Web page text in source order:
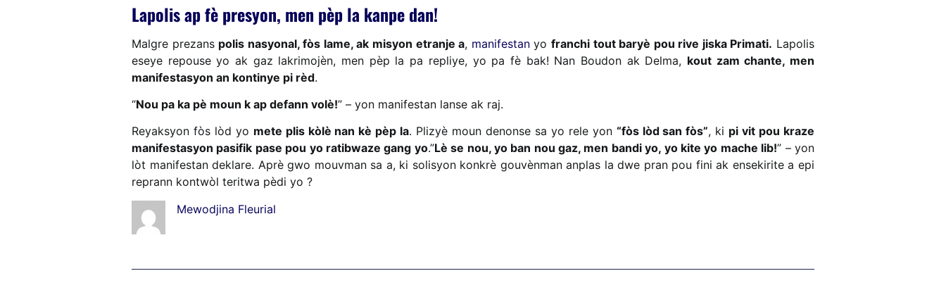
Lapolis ap fè presyon, men pèp la kanpe dan!
Malgre prezans polis nasyonal, fòs lame, ak misyon etranje a, manifestanyo franchi tout baryè pou rive jiska Primati. Lapolis
eseye repouse yo ak gaz lakrimojèn, men pèp la pa repliye, yo pa fè bak! Nan Boudon ak Delma, kout zam chante, men
manifestasyon an kontinye pi rèd.
“Nou pa ka pè moun k ap defann volè!” – yon manifestan lanse ak raj.
Reyaksyon fòs lòd yo mete plis kòlè nan kè pèp la. Plizyè moun denonse sa yo rele yon “fòs lòd san fòs”, ki pi vit pou kraze
manifestasyon pasifik pase pou yo ratibwaze gang yo.”Lè se nou, yo ban nou gaz, men bandi yo, yo kite yo mache lib!” – yon
lòt manifestan deklare. Aprè gwo mouvman sa a, ki solisyon konkrè gouvènman anplas la dwe pran pou fini ak ensekirite a epi
reprann kontwòl teritwa pèdi yo ?
Mewodjina Fleurial